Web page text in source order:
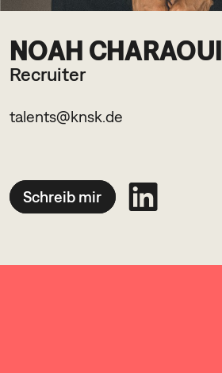
NOAH CHARAOUI
Recruiter
talents@knsk.de
Schreib mir